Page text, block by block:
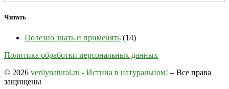
Читать
Полезно знать и применять (14)
Политика обработки персональных данных
© 2026 verilynatural.ru - Истина в натуральном! – Все права
защищены